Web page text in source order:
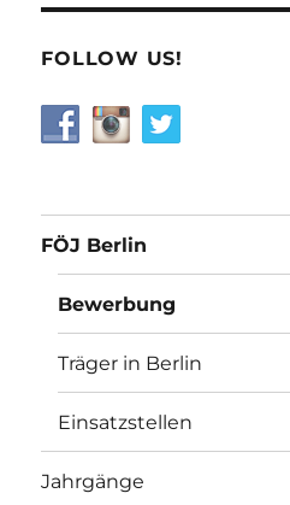
FOLLOW US!
FÖJ Berlin
Bewerbung
Träger in Berlin
Einsatzstellen
Jahrgänge